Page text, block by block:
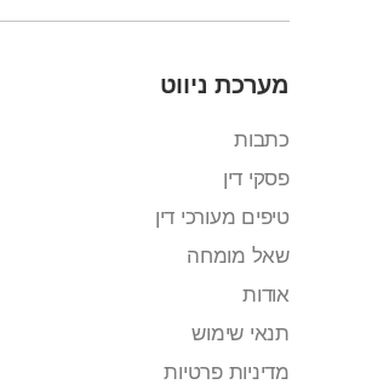
מערכת ניווט
כתבות
פסקי דין
טיפים מעורכי דין
שאל מומחה
אודות
תנאי שימוש
מדיניות פרטיות